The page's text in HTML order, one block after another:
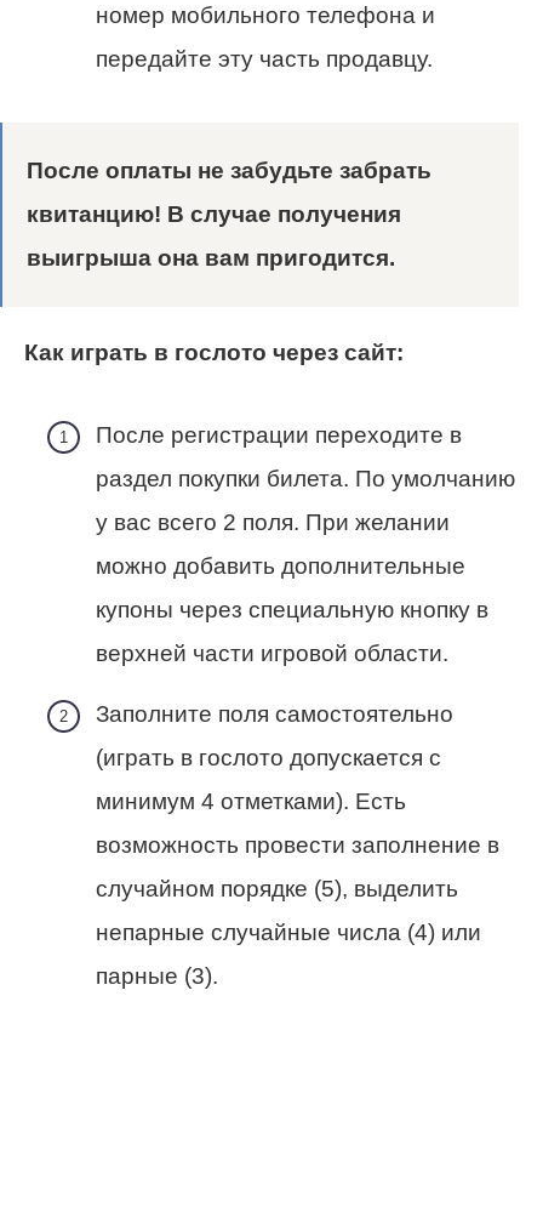
номер мобильного телефона и
передайте эту часть продавцу.
После оплаты не забудьте забрать
квитанцию! В случае получения
выигрыша она вам пригодится.
Как играть в гослото через сайт:
После регистрации переходите в
раздел покупки билета. По умолчанию
у вас всего 2 поля. При желании
можно добавить дополнительные
купоны через специальную кнопку в
верхней части игровой области.
Заполните поля самостоятельно
(играть в гослото допускается с
минимум 4 отметками). Есть
возможность провести заполнение в
случайном порядке (5), выделить
непарные случайные числа (4) или
парные (3).